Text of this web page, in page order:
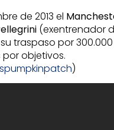
de 2013 el
(exentrenador
traspaso por
objetivos.
)